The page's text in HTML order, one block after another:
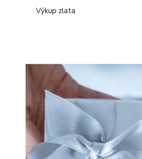
Výkup zlata